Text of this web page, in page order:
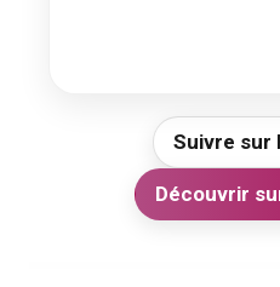
Suivre sur
Découvrir